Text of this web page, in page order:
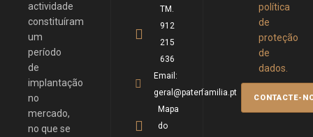
actividade
constituíram
um
período
de
implantação
no
mercado,
no que se
TM.
912
215
636
Email:
geral@paterfamilia.pt
Mapa
do
política
de
proteção
de
dados.